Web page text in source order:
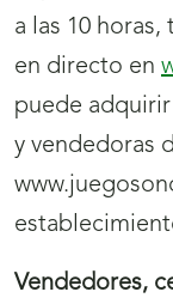
a las 10
en directo en
puede adquirir
y vendedoras
Vendedores,